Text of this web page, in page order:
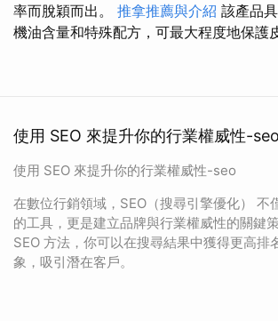
率而脫穎而出。 推拿推薦與介紹 該產品
機油含量和特殊配方，可最大程度地保護
使用 SEO 來提升你的行業權威性-seo
使用 SEO 來提升你的行業權威性-seo
在數位行銷領域，SEO（搜尋引擎優化） 不
的工具，更是建立品牌與行業權威性的關鍵
SEO 方法，你可以在搜尋結果中獲得更高排
象，吸引潛在客戶。